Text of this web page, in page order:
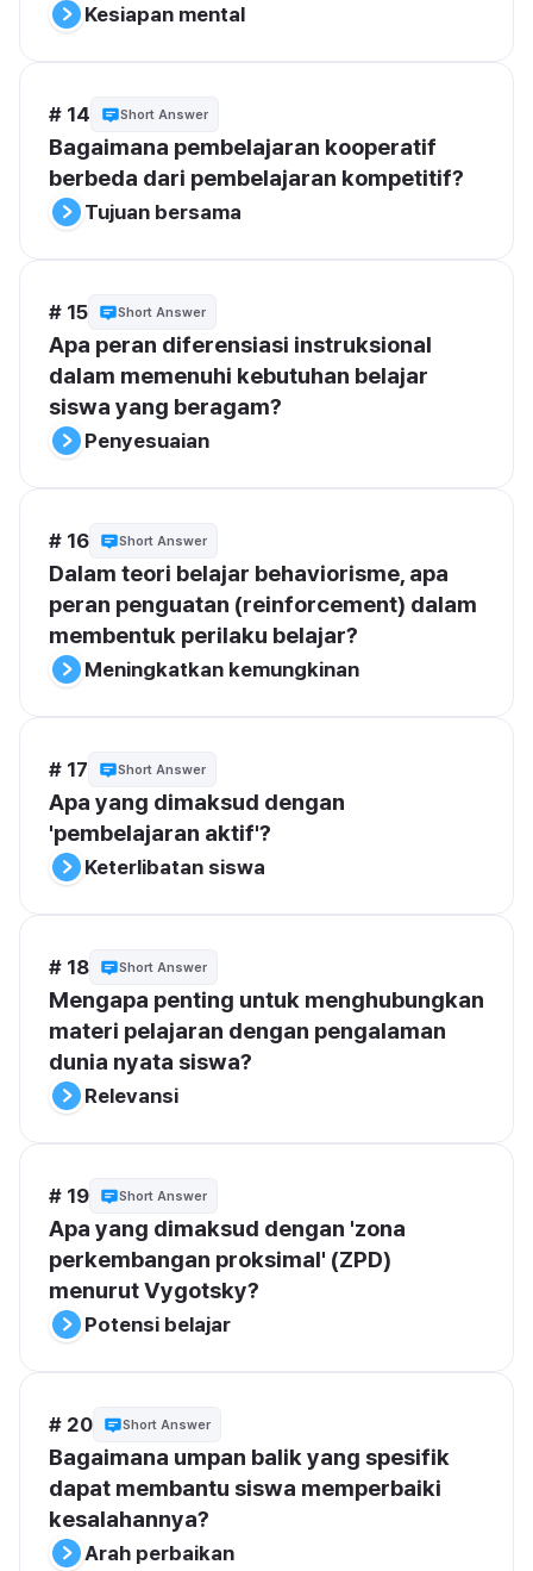
Kesiapan mental
# 14 Short Answer
Bagaimana pembelajaran kooperatif
berbeda dari pembelajaran kompetitif?
Tujuan bersama
# 15 Short Answer
Apa peran diferensiasi instruksional
dalam memenuhi kebutuhan belajar
siswa yang beragam?
Penyesuaian
# 16 Short Answer
Dalam teori belajar behaviorisme, apa
peran penguatan (reinforcement) dalam
membentuk perilaku belajar?
Meningkatkan kemungkinan
# 17 Short Answer
Apa yang dimaksud dengan
'pembelajaran aktif'?
Keterlibatan siswa
# 18 Short Answer
Mengapa penting untuk menghubungkan
materi pelajaran dengan pengalaman
dunia nyata siswa?
Relevansi
# 19 Short Answer
Apa yang dimaksud dengan 'zona
perkembangan proksimal' (ZPD)
menurut Vygotsky?
Potensi belajar
# 20 Short Answer
Bagaimana umpan balik yang spesifik
dapat membantu siswa memperbaiki
kesalahannya?
Arah perbaikan